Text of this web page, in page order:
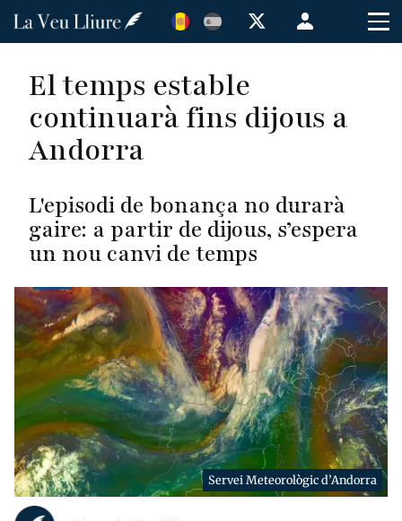
Vés
Menú
de
usuario
El temps estable
continuarà fins dijous a
Andorra
L'episodi de bonança no durarà
gaire: a partir de dijous, s’espera
un nou canvi de temps
Servei Meteorològic d’Andorra